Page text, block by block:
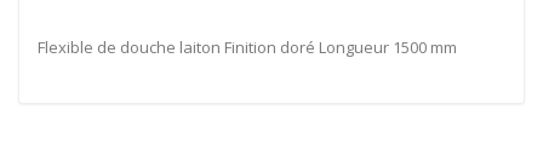
Flexible de douche laiton Finition doré Longueur 1500 mm